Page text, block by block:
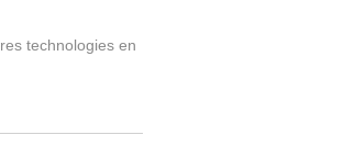
technologies en